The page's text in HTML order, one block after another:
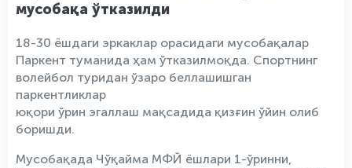
мусобақа ўтказилди
18-30 ёшдаги эркаклар орасидаги мусобақалар
Паркент туманида ҳам ўтказилмоқда. Спортнинг
волейбол туридан ўзаро беллашишган
паркентликлар
юқори ўрин эгаллаш мақсадида қизғин ўйин олиб
боришди.
Мусобақада Чўқайма МФЙ ёшлари 1-ўринни,